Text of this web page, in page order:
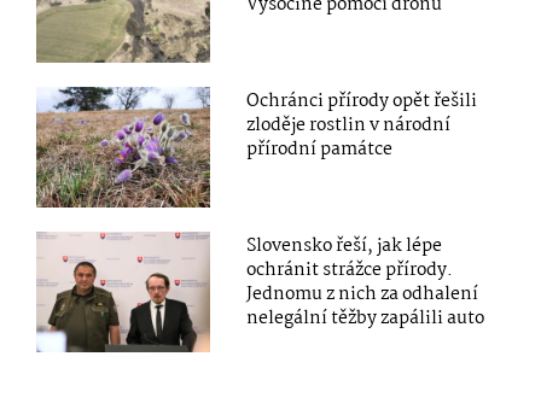
Ochránci přírody opět řešili
zloděje rostlin v národní
přírodní památce
Slovensko řeší, jak lépe
ochránit strážce přírody.
Jednomu z nich za odhalení
nelegální těžby zapálili auto